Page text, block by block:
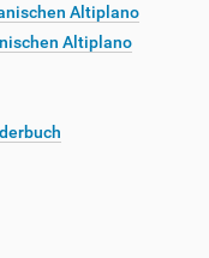
Altiplano
Altiplano